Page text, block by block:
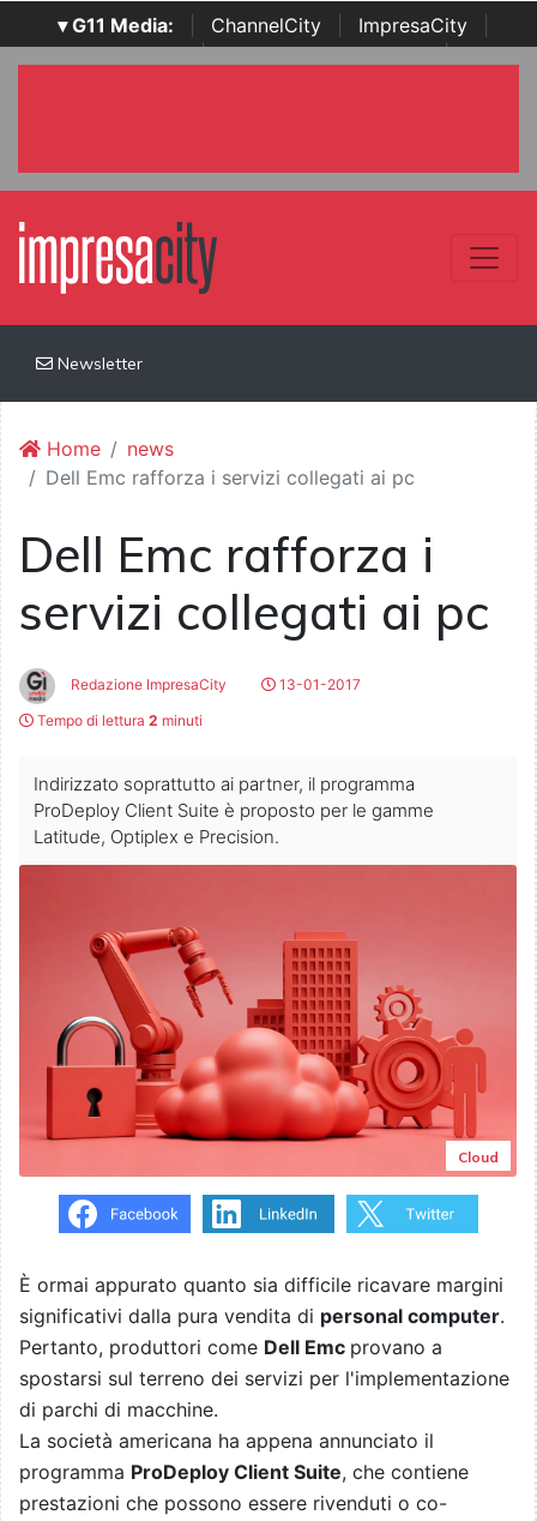
▾ G11 Media: ChannelCity ImpresaCity
SecurityOpenLab | Italian Channel Awards | Italian
Newsletter
Home
news
Dell Emc rafforza i servizi collegati ai pc
Dell Emc rafforza i
servizi collegati ai pc
Redazione ImpresaCity
13-01-2017
Tempo di lettura 2 minuti
Indirizzato soprattutto ai partner, il programma
ProDeploy Client Suite è proposto per le gamme
Latitude, Optiplex e Precision.
Cloud
È ormai appurato quanto sia difficile ricavare margini
significativi dalla pura vendita di personal computer.
Pertanto, produttori come Dell Emc provano a
spostarsi sul terreno dei servizi per l'implementazione
di parchi di macchine.
La società americana ha appena annunciato il
programma ProDeploy Client Suite, che contiene
prestazioni che possono essere rivenduti o co-